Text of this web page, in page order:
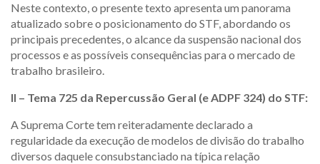
Neste contexto, o presente texto apresenta um panorama
atualizado sobre o posicionamento do STF, abordando os
principais precedentes, o alcance da suspensão nacional dos
processos e as possíveis consequências para o mercado de
trabalho brasileiro.
II – Tema 725 da Repercussão Geral (e ADPF 324) do STF:
A Suprema Corte tem reiteradamente declarado a
regularidade da execução de modelos de divisão do trabalho
diversos daquele consubstanciado na típica relação